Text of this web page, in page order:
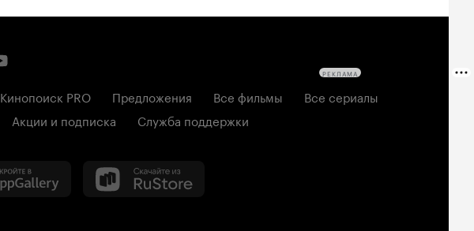
Кинопоиск PRO Предложения Все фильмы
Все сериалы
Акции и подписка Служба поддержки
РЕКЛАМА